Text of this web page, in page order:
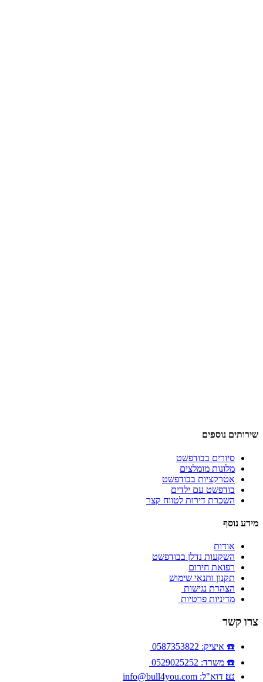
שירותים נוספים
סיורים בבודפשט
מלונות מומלצים
אטרקציות בבודפשט
בודפשט עם ילדים
השכרת דירות לטווח קצר
מידע נוסף
אודות
השקעות נדלן בבודפשט
רפואת חירום
תקנון ותנאי שימוש
הצהרת נגישות
מדיניות פרטיות
צרו קשר
☎️ איציק: 0587353822
☎️ משרד: 0529025252
📧 דוא"ל: info@bull4you.com